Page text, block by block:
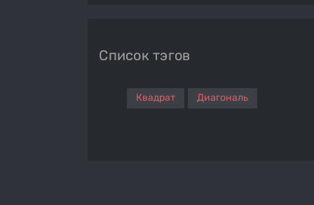
Список тэгов
Квадрат Диагональ